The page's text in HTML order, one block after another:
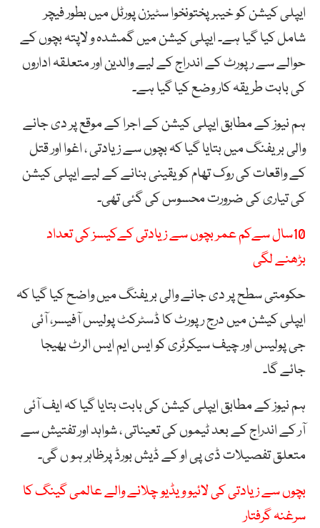
ایپلی کیشن کو خیبر پختونخوا سٹیزن پورٹل میں بطور فیچر
شامل کیا گیا ہے۔ ایپلی کیشن میں گمشدہ و لاپتہ بچوں کے
حوالے سے رپورٹ کے اندراج کے لیے والدین اور متعلقہ اداروں
کی بابت طریقہ کار وضع کیا گیا ہے۔
ہم نیوز کے مطابق ایپلی کیشن کے اجرا کے موقع پر دی جانے
والی بریفنگ میں بتایا گیا کہ بچوں سے زیادتی ، اغوا اور قتل
کے واقعات کی روک تھام کو یقینی بنانے کے لیے ایپلی کیشن
کی تیاری کی ضرورت محسوس کی گئی تھی۔
10سال سےکم عمر بچوں سے زیادتی کےکیسز کی تعداد
بڑھنے لگی
حکومتی سطح پر دی جانے والی بریفنگ میں واضح کیا گیا کہ
ایپلی کیشن میں درج رپورٹ کا ڈسٹرکٹ پولیس آفیسر، آئی
جی پولیس اور چیف سیکرٹری کو ایس ایم ایس الرٹ بھیجا
جائے گا۔
ہم نیوز کے مطابق ایپلی کیشن کی بابت بتایا گیا کہ ایف آئی
آر کے اندراج کے بعد ٹیموں کی تعیناتی ، شواہد اور تفتیش سے
متعلق تفصیلات ڈی پی او کے ڈیش بورڈ پرظاہر ہو ں گی۔
بچوں سے زیادتی کی لائیو ویڈیو چلانے والے عالمی گینگ کا
سرغنہ گرفتار